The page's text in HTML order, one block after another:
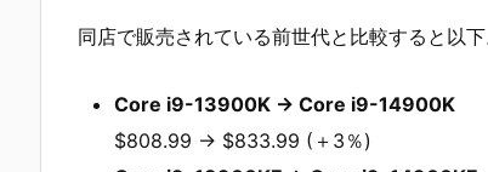
同店で販売されている前世代と比較すると以下
Core i9-13900K → Core i9-14900K
$808.99 → $833.99 (＋3％)